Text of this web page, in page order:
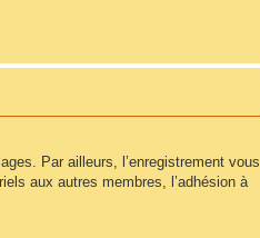
Par ailleurs, l’enregistrement vous
aux autres membres, l’adhésion à